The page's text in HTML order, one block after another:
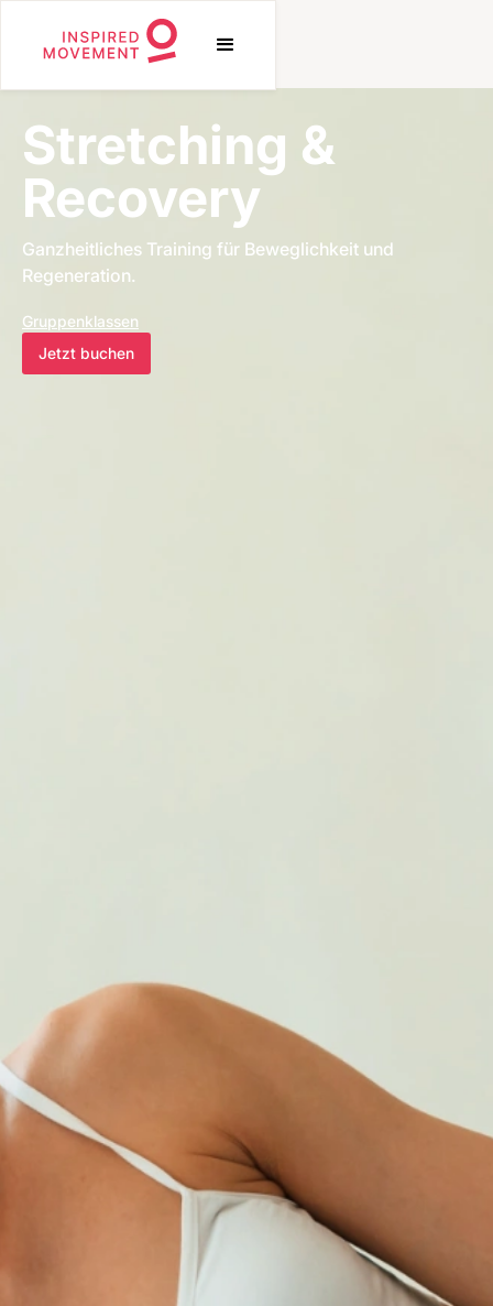
Gruppenklassen
Stretching &
Recovery
Ganzheitliches Training für Beweglichkeit und
Regeneration.
Jetzt buchen